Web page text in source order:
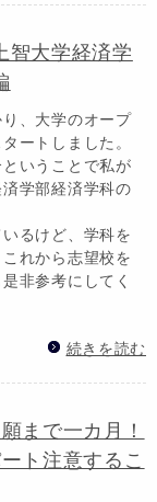
智大学経済学
、大学のオープ
ートしました。
いうことで私が
学部経済学科の
るけど、学科を
れから志望校を
非参考にしてく
続きを読む
まで一カ月！
ト注意するこ